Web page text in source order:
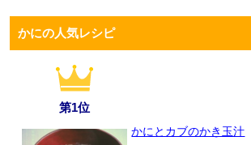
かにの人気レシピ
第1位
かにとカブのかき玉汁